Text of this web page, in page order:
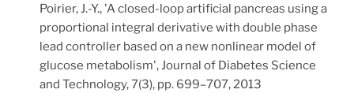
Poirier, J.-Y., 'A closed-loop artificial pancreas using a
proportional integral derivative with double phase
lead controller based on a new nonlinear model of
glucose metabolism', Journal of Diabetes Science
and Technology, 7(3), pp. 699–707, 2013